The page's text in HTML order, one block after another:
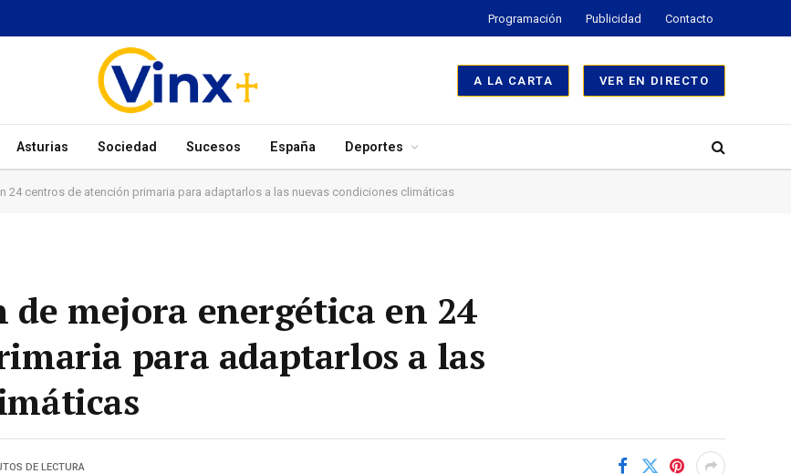
Programación Publicidad Contacto
A LA CARTA VER EN DIRECTO
Asturias Sociedad Sucesos España Deportes
24 centros de atención primaria para adaptarlos a las nuevas condiciones climáticas
mejora energética en 24
para adaptarlos a las
DE LECTURA